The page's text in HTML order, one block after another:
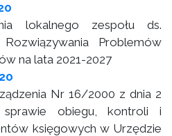
lokalnego zespołu ds.
Problemów
na lata 2021-2027
Nr 16/2000 z dnia 2
obiegu, kontroli i
księgowych w Urzędzie